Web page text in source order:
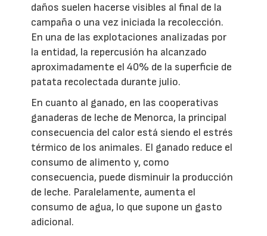
daños suelen hacerse visibles al final de la
campaña o una vez iniciada la recolección.
En una de las explotaciones analizadas por
la entidad, la repercusión ha alcanzado
aproximadamente el 40% de la superficie de
patata recolectada durante julio.
En cuanto al ganado, en las cooperativas
ganaderas de leche de Menorca, la principal
consecuencia del calor está siendo el estrés
térmico de los animales. El ganado reduce el
consumo de alimento y, como
consecuencia, puede disminuir la producción
de leche. Paralelamente, aumenta el
consumo de agua, lo que supone un gasto
adicional.